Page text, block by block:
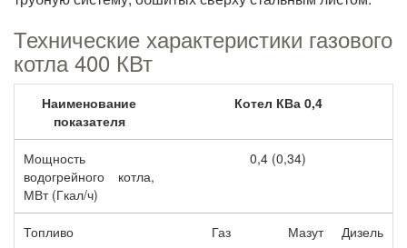
Технические характеристики газового
котла 400 КВт
Наименование
показателя
Котел КВа 0,4
Мощность
водогрейного котла,
МВт (Гкал/ч)
0,4 (0,34)
Топливо Газ Мазут Дизель